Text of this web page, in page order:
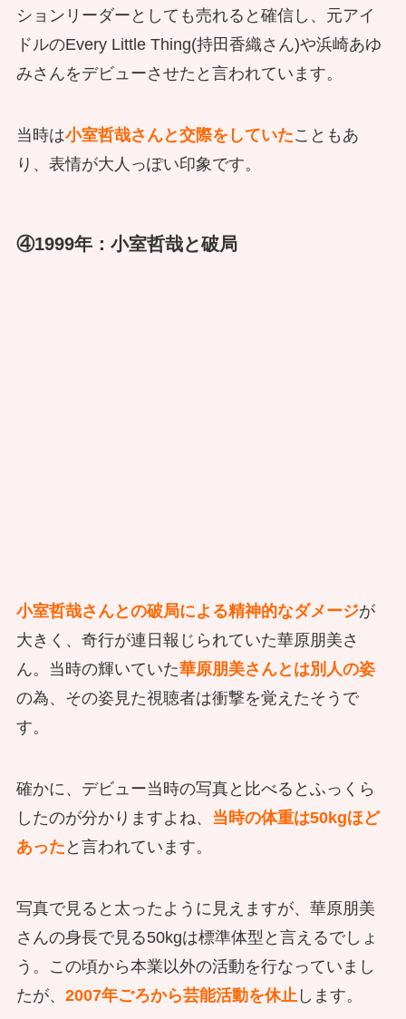
ションリーダーとしても売れると確信し、元アイ
ドルのEvery Little Thing(持田香織さん)や浜崎あゆ
みさんをデビューさせたと言われています。
当時は小室哲哉さんと交際をしていたこともあ
り、表情が大人っぽい印象です。
④1999年：小室哲哉と破局
小室哲哉さんとの破局による精神的なダメージが
大きく、奇行が連日報じられていた華原朋美さ
ん。当時の輝いていた華原朋美さんとは別人の姿
の為、その姿見た視聴者は衝撃を覚えたそうで
す。
確かに、デビュー当時の写真と比べるとふっくら
したのが分かりますよね、 当時の体重は50kgほど
あった と言われています。
写真で見ると太ったように見えますが、華原朋美
さんの身長で見る50kgは標準体型と言えるでしょ
う。この頃から本業以外の活動を行なっていまし
たが、 2007年ごろから芸能活動を休止 します。